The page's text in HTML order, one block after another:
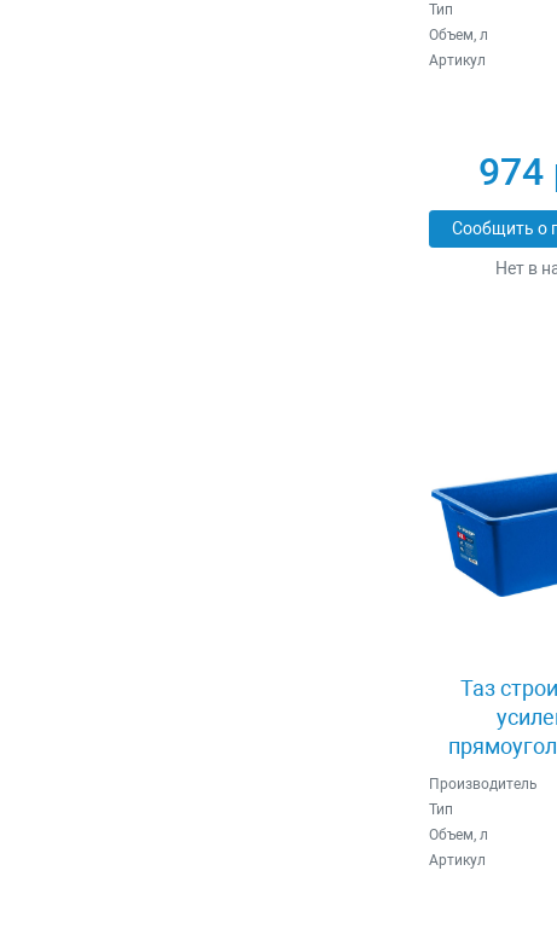
Тип
Объем, л
Артикул
974
Сообщить о
Нет в
Таз
Зубр
Производитель
Тип
Объем, л
Артикул